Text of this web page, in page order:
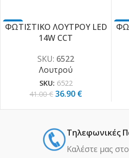
-1
0%
ΦΩΤΙΣΤΙΚΟ ΛΟΥΤΡΟΥ LED
14W CCT
SKU: 6522
Λουτρού
SKU: 6522
41.00€ 36.90 €
-1
0%
Τηλεφωνικές
Καλέστε μας στο